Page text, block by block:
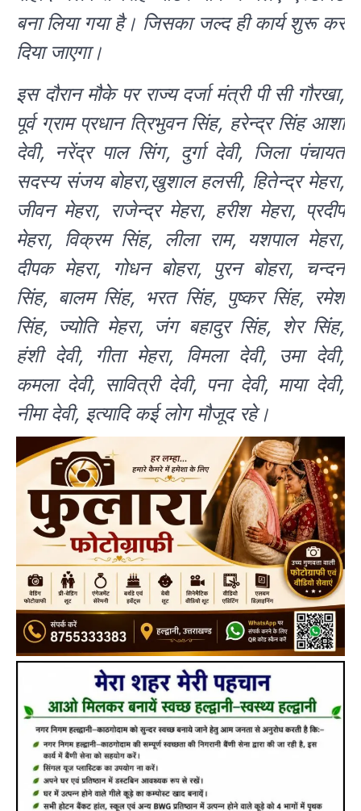
बना लिया गया है। जिसका जल्द ही कार्य शुरू कर
दिया जाएगा।
इस दौरान मौके पर राज्य दर्जा मंत्री पी सी गौरखा,
पूर्व ग्राम प्रधान त्रिभुवन सिंह, हरेन्द्र सिंह आशा
देवी, नरेंद्र पाल सिंग, दुर्गा देवी, जिला पंचायत
सदस्य संजय बोहरा,खुशाल हलसी, हितेन्द्र मेहरा,
जीवन मेहरा, राजेन्द्र मेहरा, हरीश मेहरा, प्रदीप
मेहरा, विक्रम सिंह, लीला राम, यशपाल मेहरा,
दीपक मेहरा, गोधन बोहरा, पुरन बोहरा, चन्दन
सिंह, बालम सिंह, भरत सिंह, पुष्कर सिंह, रमेश
सिंह, ज्योति मेहरा, जंग बहादुर सिंह, शेर सिंह,
हंशी देवी, गीता मेहरा, विमला देवी, उमा देवी,
कमला देवी, सावित्री देवी, पना देवी, माया देवी,
नीमा देवी, इत्यादि कई लोग मौजूद रहे।